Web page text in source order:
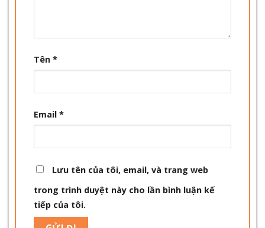
Tên *
Email *
Lưu tên của tôi, email, và trang web
trong trình duyệt này cho lần bình luận kế
tiếp của tôi.